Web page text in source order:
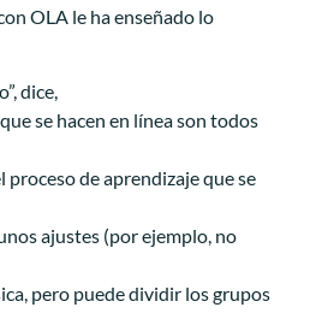
OLA le ha enseñado lo
dice,
se hacen en línea son todos
de aprendizaje que se
ajustes (por ejemplo, no
pero puede dividir los grupos